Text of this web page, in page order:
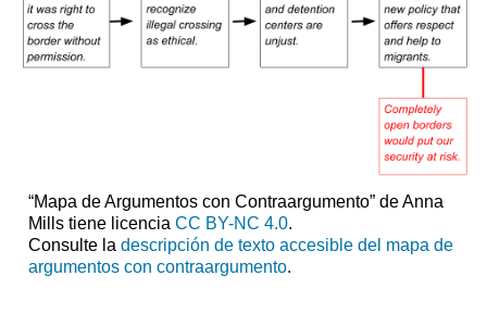
“Mapa de Argumentos con Contraargumento” de Anna
Mills tiene licencia CC BY-NC 4.0.
Consulte la descripción de texto accesible del mapa de
argumentos con contraargumento.